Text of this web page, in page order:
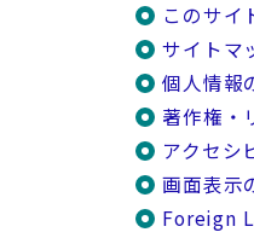
このサイ
サイトマ
個人情報
著作権・
アクセシ
画面表示
Foreign